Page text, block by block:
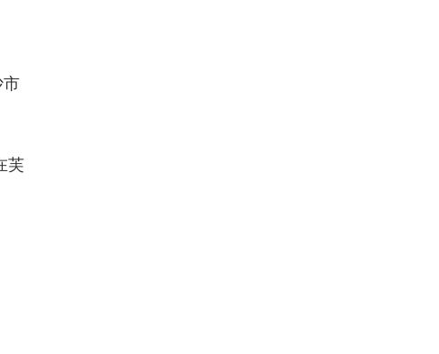
市
芙